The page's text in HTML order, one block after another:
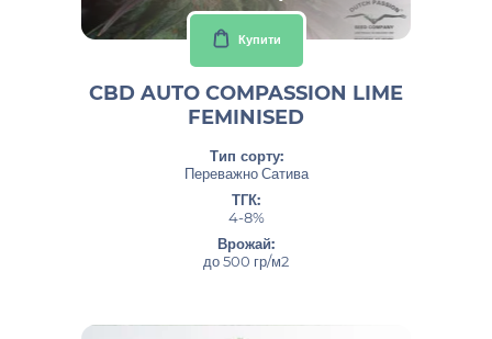
Купити
CBD AUTO COMPASSION LIME
FEMINISED
Тип сорту:
Переважно Сатива
ТГК:
4-8%
Врожай:
до 500 гр/м2